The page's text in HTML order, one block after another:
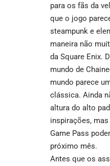
para os fãs da
que o jogo
steampunk e
maneira não
da Square Enix.
mundo de
mundo parece
clássica. Ainda
altura do alto
inspirações,
Game Pass
próximo mês.
Antes que os